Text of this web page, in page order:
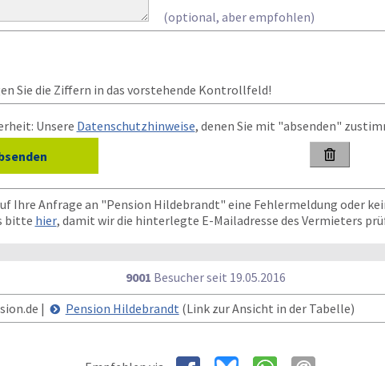
(optional, aber empfohlen)
Sie die Ziffern in das vorstehende Kontrollfeld!
Unsere Datenschutzhinweise, denen Sie mit "absenden"

Ihre Anfrage an "Pension Hildebrandt" eine Fehlermeldung oder
bitte hier, damit wir die hinterlegte E-Mailadresse des Vermieters
9001 Besucher seit 19.05.2016
|
Pension Hildebrandt (Link zur Ansicht in der Tabelle)